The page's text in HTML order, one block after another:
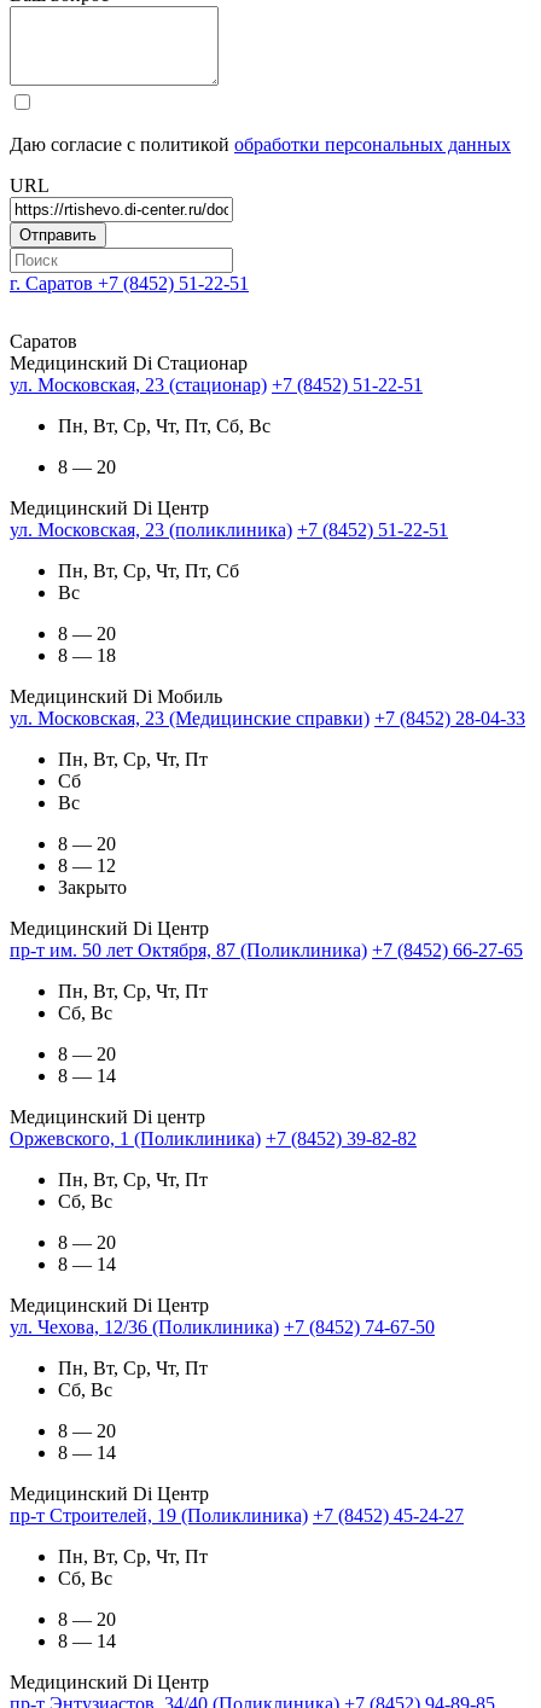
Даю согласие с политикой обработки персональных данных
URL
г. Саратов +7 (8452) 51-22-51
Саратов
Медицинский Di Стационар
ул. Московская, 23 (стационар) +7 (8452) 51-22-51
Пн, Вт, Ср, Чт, Пт, Сб, Вс
8 — 20
Медицинский Di Центр
ул. Московская, 23 (поликлиника) +7 (8452) 51-22-51
Пн, Вт, Ср, Чт, Пт, Сб
Вс
8 — 20
8 — 18
Медицинский Di Мобиль
ул. Московская, 23 (Медицинские справки) +7 (8452) 28-04-33
Пн, Вт, Ср, Чт, Пт
Сб
Вс
8 — 20
8 — 12
Закрыто
Медицинский Di Центр
пр-т им. 50 лет Октября, 87 (Поликлиника) +7 (8452) 66-27-65
Пн, Вт, Ср, Чт, Пт
Сб, Вс
8 — 20
8 — 14
Медицинский Di центр
Оржевского, 1 (Поликлиника) +7 (8452) 39-82-82
Пн, Вт, Ср, Чт, Пт
Сб, Вс
8 — 20
8 — 14
Медицинский Di Центр
ул. Чехова, 12/36 (Поликлиника) +7 (8452) 74-67-50
Пн, Вт, Ср, Чт, Пт
Сб, Вс
8 — 20
8 — 14
Медицинский Di Центр
пр-т Строителей, 19 (Поликлиника) +7 (8452) 45-24-27
Пн, Вт, Ср, Чт, Пт
Сб, Вс
8 — 20
8 — 14
Медицинский Di Центр